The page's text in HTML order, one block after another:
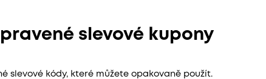
slevové kupony
slevové kódy, které můžete opakovaně použít.